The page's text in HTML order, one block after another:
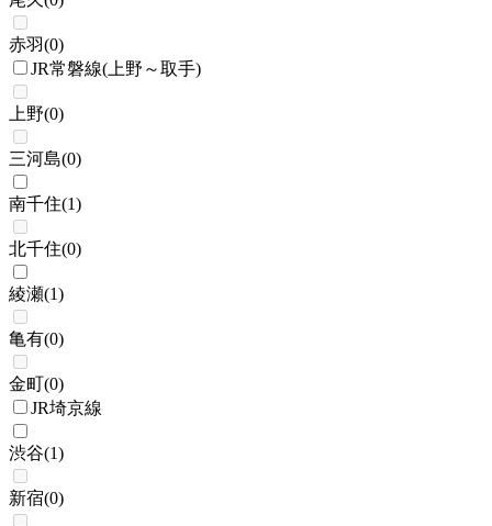
赤羽(0)
JR常磐線(上野～取手)
上野(0)
三河島(0)
南千住(1)
北千住(0)
綾瀬(1)
亀有(0)
金町(0)
JR埼京線
渋谷(1)
新宿(0)